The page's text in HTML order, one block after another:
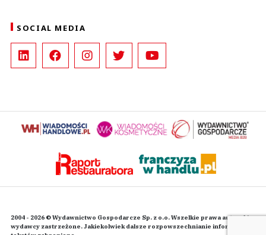
SOCIAL MEDIA
2004 - 2026 © Wydawnictwo Gospodarcze Sp. z o.o. Wszelkie prawa autorskie
wydawcy zastrzeżone. Jakiekolwiek dalsze rozpowszechnianie informacji i